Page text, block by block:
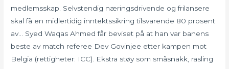
medlemsskap. Selvstendig næringsdrivende og frilansere
skal få en midlertidig inntektssikring tilsvarende 80 prosent
av… Syed Waqas Ahmed får beviset på at han var banens
beste av match referee Dev Govinjee etter kampen mot
Belgia (rettigheter: ICC). Ekstra støy som småsnakk, rasling